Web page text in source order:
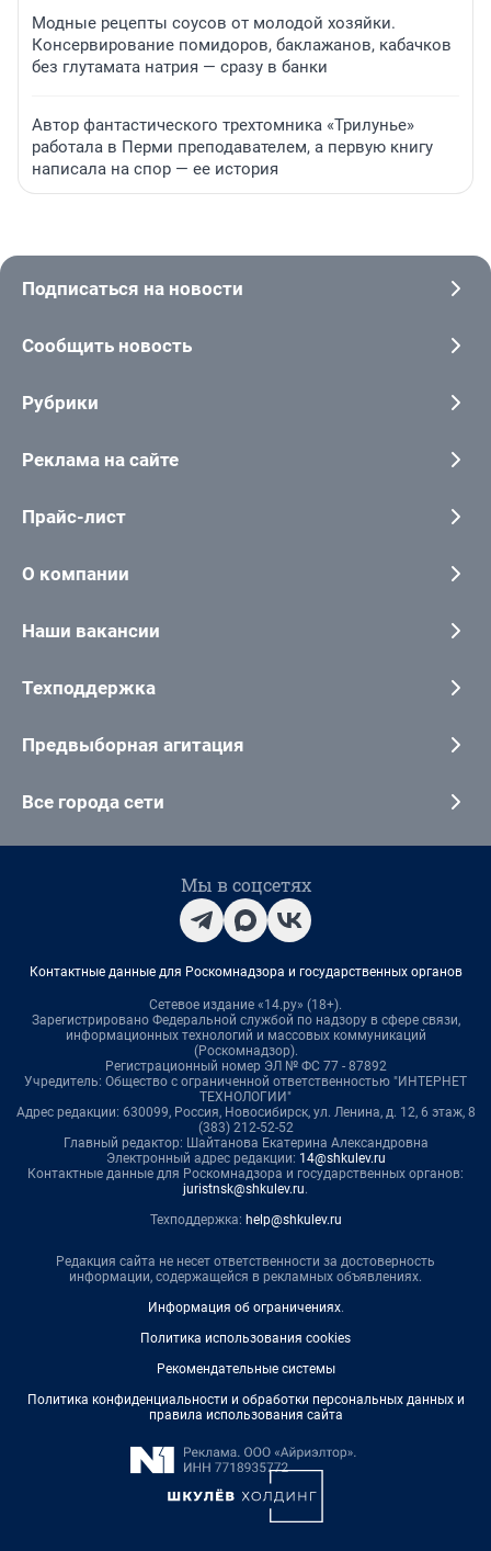
Модные рецепты соусов от молодой хозяйки.
Консервирование помидоров, баклажанов, кабачков
без глутамата натрия — сразу в банки
Автор фантастического трехтомника «Трилунье»
работала в Перми преподавателем, а первую книгу
написала на спор — ее история
Подписаться на новости
Сообщить новость
Рубрики
Реклама на сайте
Прайс-лист
О компании
Наши вакансии
Техподдержка
Предвыборная агитация
Все города сети
Мы в соцсетях
Контактные данные для Роскомнадзора и государственных органов
Сетевое издание «14.ру» (18+).
Зарегистрировано Федеральной службой по надзору в сфере связи,
информационных технологий и массовых коммуникаций
(Роскомнадзор).
Регистрационный номер ЭЛ № ФС 77 - 87892
Учредитель: Общество с ограниченной ответственностью "ИНТЕРНЕТ
ТЕХНОЛОГИИ"
Адрес редакции: 630099, Россия, Новосибирск, ул. Ленина, д. 12, 6 этаж, 8
(383) 212-52-52
Главный редактор: Шайтанова Екатерина Александровна
Электронный адрес редакции: 14@shkulev.ru
Контактные данные для Роскомнадзора и государственных органов:
juristnsk@shkulev.ru.
Техподдержка: help@shkulev.ru
Редакция сайта не несет ответственности за достоверность
информации, содержащейся в рекламных объявлениях.
Информация об ограничениях.
Политика использования cookies
Рекомендательные системы
Политика конфиденциальности и обработки персональных данных и
правила использования сайта